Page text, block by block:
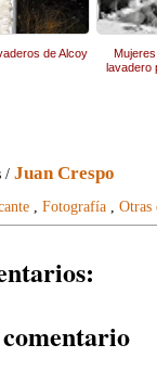
de Alcoy
lavadero
/Juan Crespo
Fotografía Otras